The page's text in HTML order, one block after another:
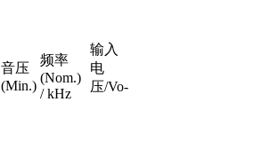
音压
(Min.)
频率
(Nom.)
/ kHz
输入
电
压/Vo-